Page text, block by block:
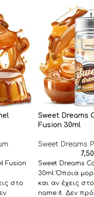
Fusion
στο
Sweet Dreams
Fusion 30ml
Sweet Dreams
7,50
Sweet Dreams
30ml Όποια
και αν έχεις
name it. Δεν